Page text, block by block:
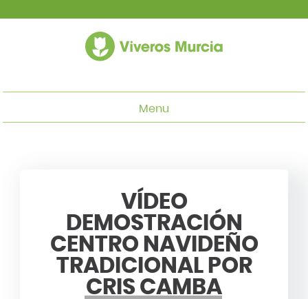
Menu
VÍDEO
DEMOSTRACIÓN
CENTRO NAVIDEÑO
TRADICIONAL POR
CRIS CAMBA